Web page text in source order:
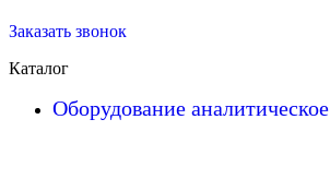
Заказать звонок
Каталог
Оборудование аналитическое